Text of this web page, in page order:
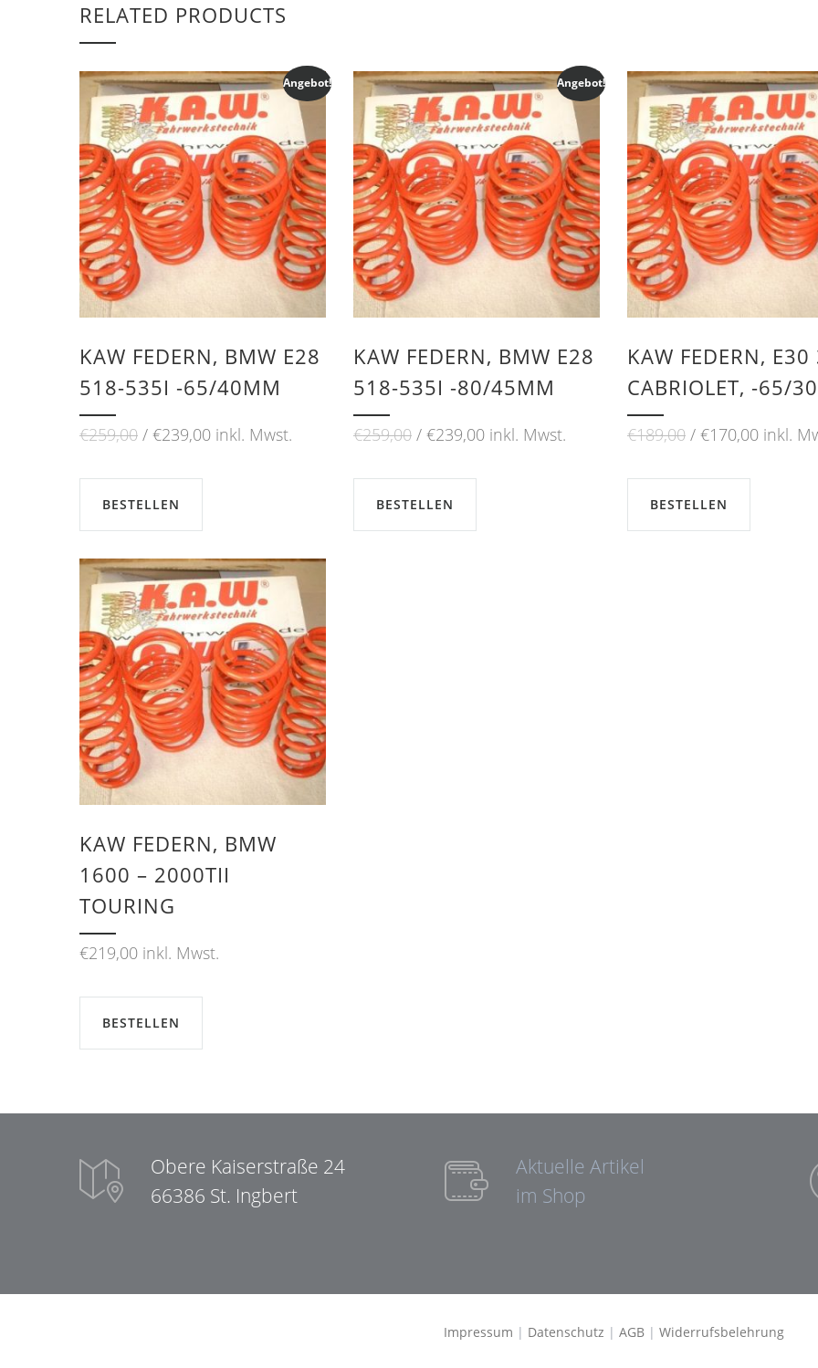
RELATED PRODUCTS
Angebot!
KAW FEDERN, BMW E28
518-535I -65/40MM
€259,00Ursprünglicher
€259,00
€239,00Aktueller
inkl. Mwst.
BESTELLEN
Angebot!
KAW FEDERN, BMW E28
518-535I -80/45MM
€259,00Ursprünglicher
€259,00
€239,00Aktueller
inkl. Mwst.
BESTELLEN
KAW FEDERN,
CABRIOLET, -65/
€189,00Ursprünglicher
€189,00
€170,00 inkl.
BESTELLEN
KAW FEDERN, BMW
1600 – 2000TII
TOURING
€219,00 inkl. Mwst.
BESTELLEN
Obere Kaiserstraße 24
66386 St. Ingbert
Aktuelle Artikel
im Shop
Impressum | Datenschutz | AGB| Widerrufsbelehrung